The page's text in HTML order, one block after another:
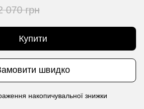
070 грн
Купити
швидко
накопичувальної знижки